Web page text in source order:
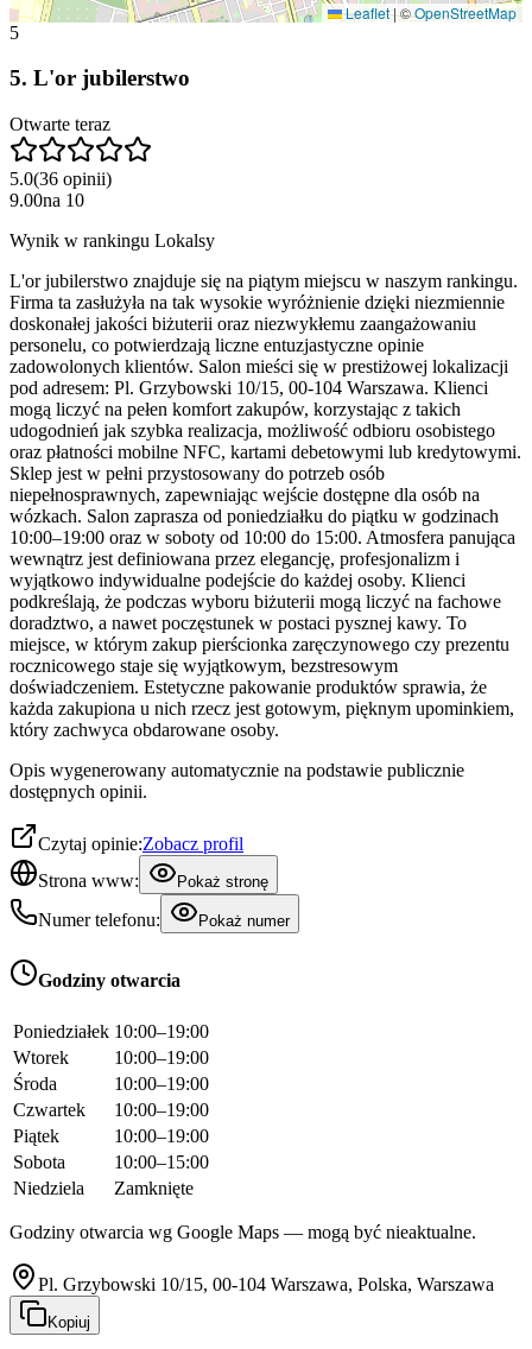
Leaflet |©OpenStreetMap
5
5. L'or jubilerstwo
Otwarte teraz
5.0(36 opinii)
9.00na 10
Wynik w rankingu Lokalsy
L'or jubilerstwo znajduje się na piątym miejscu w naszym rankingu.
Firma ta zasłużyła na tak wysokie wyróżnienie dzięki niezmiennie
doskonałej jakości biżuterii oraz niezwykłemu zaangażowaniu
personelu, co potwierdzają liczne entuzjastyczne opinie
zadowolonych klientów. Salon mieści się w prestiżowej lokalizacji
pod adresem: Pl. Grzybowski 10/15, 00-104 Warszawa. Klienci
mogą liczyć na pełen komfort zakupów, korzystając z takich
udogodnień jak szybka realizacja, możliwość odbioru osobistego
oraz płatności mobilne NFC, kartami debetowymi lub kredytowymi.
Sklep jest w pełni przystosowany do potrzeb osób
niepełnosprawnych, zapewniając wejście dostępne dla osób na
wózkach. Salon zaprasza od poniedziałku do piątku w godzinach
10:00–19:00 oraz w soboty od 10:00 do 15:00. Atmosfera panująca
wewnątrz jest definiowana przez elegancję, profesjonalizm i
wyjątkowo indywidualne podejście do każdej osoby. Klienci
podkreślają, że podczas wyboru biżuterii mogą liczyć na fachowe
doradztwo, a nawet poczęstunek w postaci pysznej kawy. To
miejsce, w którym zakup pierścionka zaręczynowego czy prezentu
rocznicowego staje się wyjątkowym, bezstresowym
doświadczeniem. Estetyczne pakowanie produktów sprawia, że
każda zakupiona u nich rzecz jest gotowym, pięknym upominkiem,
który zachwyca obdarowane osoby.
Opis wygenerowany automatycznie na podstawie publicznie
dostępnych opinii.
Czytaj opinie:Zobacz profil
Strona www:
Pokaż stronę
Numer telefonu: Pokaż numer
Godziny otwarcia
Poniedziałek 10:00–19:00
Wtorek
10:00–19:00
Środa
10:00–19:00
Czwartek
10:00–19:00
Piątek
10:00–19:00
Sobota
10:00–15:00
Niedziela
Zamknięte
Godziny otwarcia wg Google Maps — mogą być nieaktualne.
Pl. Grzybowski 10/15, 00-104 Warszawa, Polska, Warszawa
Kopiuj